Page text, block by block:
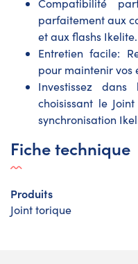
parfaitement aux
et aux flashs Ikelite.
Entretien facile:
pour maintenir vos
Investissez
choisissant le
synchronisation
Fiche technique
Produits
Joint torique